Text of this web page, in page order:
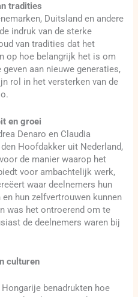
tradities
Duitsland en andere
indruk van de sterke
van tradities dat het
op hoe belangrijk het is om
aan nieuwe generaties,
rol in het versterken van de
en groei
Denaro en Claudia
Hoofdakker uit Nederland,
de manier waarop het
voor ambachtelijk werk,
waar deelnemers hun
hun zelfvertrouwen kunnen
was het ontroerend om te
de deelnemers waren bij
culturen
benadrukten hoe